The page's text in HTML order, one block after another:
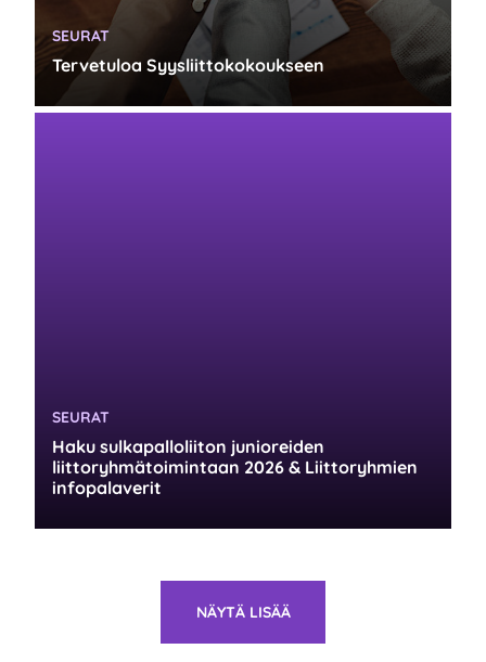
Tervetuloa Syysliittokokoukseen
KATEGORIA:
SEURAT
Haku sulkapalloliiton junioreiden
liittoryhmätoimintaan 2026 & Liittoryhmien
infopalaverit
KATEGORIA:
SEURAT
NÄYTÄ LISÄÄ